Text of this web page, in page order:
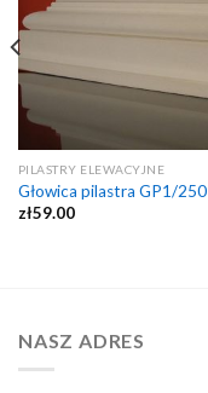
PILASTRY ELEWACYJNE
Głowica pilastra GP1/250
zł59.00
NASZ ADRES